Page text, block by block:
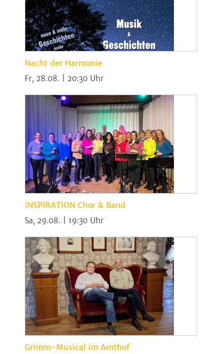
Nacht der Harmonie
Fr, 28.08. | 20:30
INSPIRATION Chor & Band
Sa, 29.08. | 19:30
Grimm-Musical im Amthof